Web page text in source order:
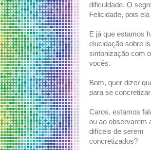
dificuldade. O
Felicidade, pois
E já que estamos
elucidação sobre
sintonização com
vocês.
Bom, quer dizer
para se
Caros, estamos
ou ao observarem
difíceis de serem
concretizados?